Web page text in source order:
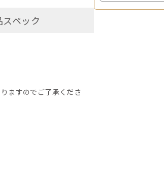
ますのでご了承くださ
スペック